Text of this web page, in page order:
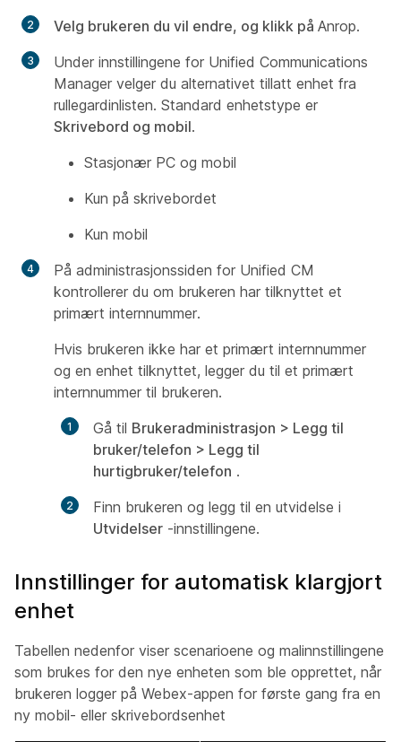
Velg brukeren du vil endre, og klikk på Anrop.
Under innstillingene for Unified Communications
Manager velger du alternativet tillatt enhet fra
rullegardinlisten. Standard enhetstype er
Skrivebord og mobil.
Stasjonær PC og mobil
Kun på skrivebordet
Kun mobil
På administrasjonssiden for Unified CM
kontrollerer du om brukeren har tilknyttet et
primært internnummer.
Hvis brukeren ikke har et primært internnummer
og en enhet tilknyttet, legger du til et primært
internnummer til brukeren.
Gå til Brukeradministrasjon > Legg til
bruker/telefon > Legg til
hurtigbruker/telefon .
Finn brukeren og legg til en utvidelse i
Utvidelser -innstillingene.
Innstillinger for automatisk klargjort
enhet
Tabellen nedenfor viser scenarioene og malinnstillingene
som brukes for den nye enheten som ble opprettet, når
brukeren logger på Webex-appen for første gang fra en
ny mobil- eller skrivebordsenhet